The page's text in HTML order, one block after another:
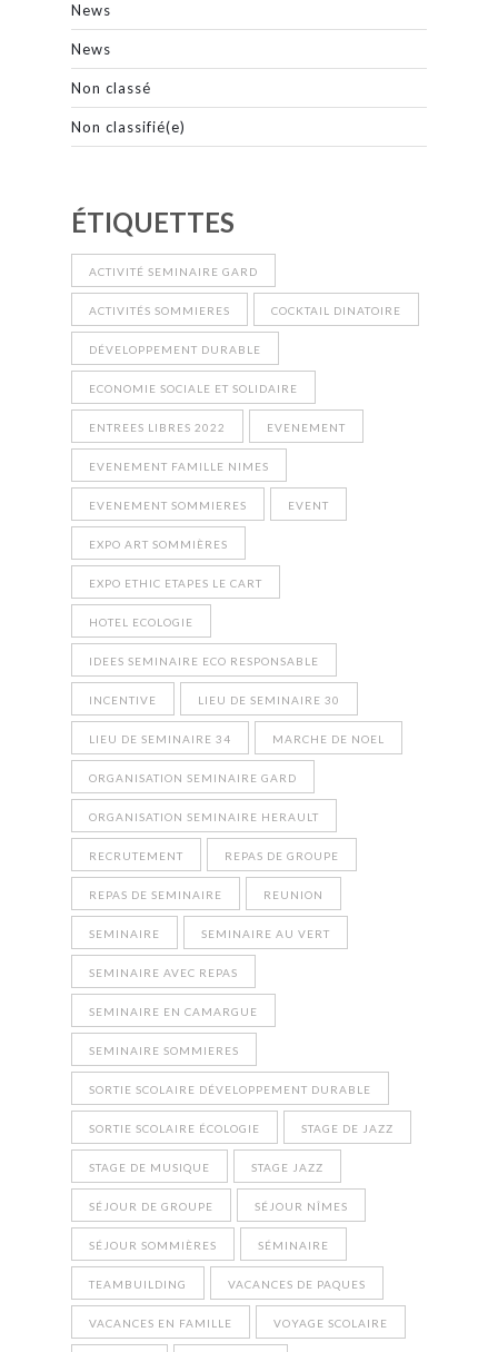
News
News
Non classé
Non classifié(e)
ÉTIQUETTES
ACTIVITÉ SEMINAIRE GARD
ACTIVITÉS SOMMIERES COCKTAIL DINATOIRE
DÉVELOPPEMENT DURABLE
ECONOMIE SOCIALE ET SOLIDAIRE
ENTREES LIBRES 2022 EVENEMENT
EVENEMENT FAMILLE NIMES
EVENEMENT SOMMIERES EVENT
EXPO ART SOMMIÈRES
EXPO ETHIC ETAPES LE CART
HOTEL ECOLOGIE
IDEES SEMINAIRE ECO RESPONSABLE
INCENTIVE LIEU DE SEMINAIRE 30
LIEU DE SEMINAIRE 34 MARCHE DE NOEL
ORGANISATION SEMINAIRE GARD
ORGANISATION SEMINAIRE HERAULT
RECRUTEMENT REPAS DE GROUPE
REPAS DE SEMINAIRE REUNION
SEMINAIRE SEMINAIRE AU VERT
SEMINAIRE AVEC REPAS
SEMINAIRE EN CAMARGUE
SEMINAIRE SOMMIERES
SORTIE SCOLAIRE DÉVELOPPEMENT DURABLE
SORTIE SCOLAIRE ÉCOLOGIE STAGE DE JAZZ
STAGE DE MUSIQUE STAGE JAZZ
SÉJOUR DE GROUPE SÉJOUR NÎMES
SÉJOUR SOMMIÈRES SÉMINAIRE
TEAMBUILDING VACANCES DE PAQUES
VACANCES EN FAMILLE VOYAGE SCOLAIRE